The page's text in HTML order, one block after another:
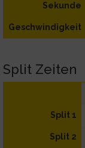
Sekunde
Geschwindigkeit
Split Zeiten
Split 1
Split 2